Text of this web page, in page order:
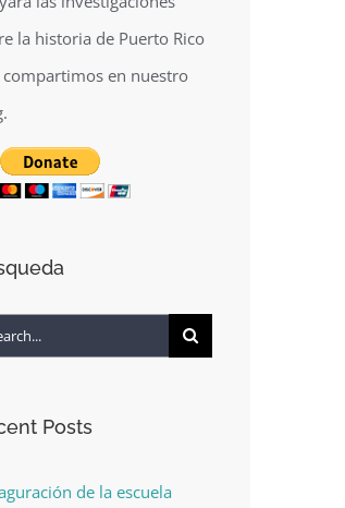
la historia de Puerto Rico
compartimos en nuestro
Posts
de la escuela